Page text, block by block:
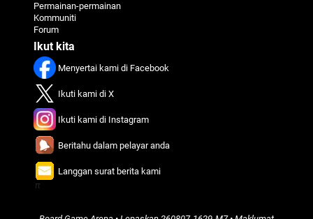
Permainan-permainan
Kommuniti
Forum
Ikut kita
Menyertai kami di Facebook
Ikuti kami di X
Ikuti kami di Instagram
Beritahu dalam pelayar anda
Langgan surat berita kami
π